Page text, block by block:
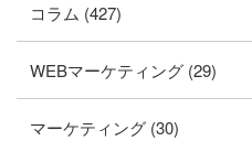
コラム (427)
WEBマーケティング (29)
マーケティング (30)